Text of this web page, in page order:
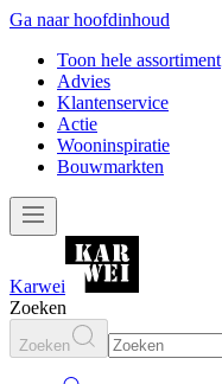
Ga naar hoofdinhoud
Toon hele assortiment
Advies
Klantenservice
Actie
Wooninspiratie
Bouwmarkten
Karwei
Zoeken
Zoeken